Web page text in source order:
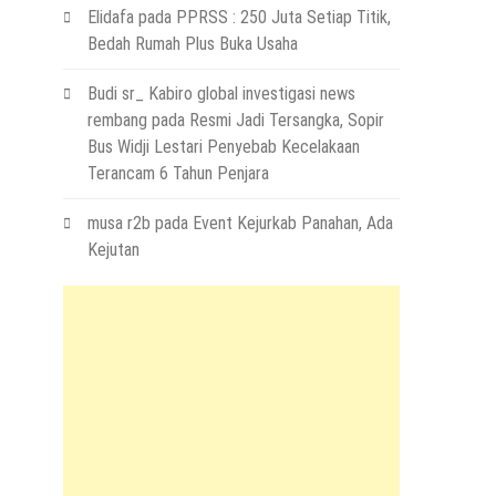
Elidafa pada PPRSS : 250 Juta Setiap Titik,
Bedah Rumah Plus Buka Usaha
Budi sr_ Kabiro global investigasi news
rembang pada Resmi Jadi Tersangka, Sopir
Bus Widji Lestari Penyebab Kecelakaan
Terancam 6 Tahun Penjara
musa r2b pada Event Kejurkab Panahan, Ada
Kejutan